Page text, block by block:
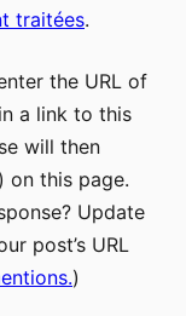
traitées.
the URL of
a link to this
will then
on this page.
Update
post’s URL
)